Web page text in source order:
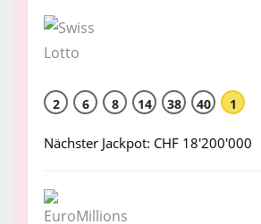
2 6 8 14 38 40 1
Nächster Jackpot: CHF 18'200'000